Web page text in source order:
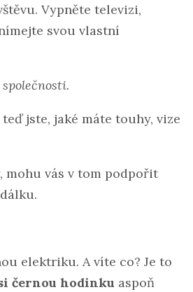
Vypněte televizi,
svou vlastní
jste, jaké máte touhy, vize
mohu vás v tom podpořit
elektriku. A víte co? Je to
černou hodinku aspoň